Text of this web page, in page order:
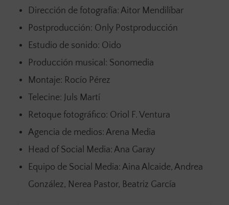
Dirección de fotografía: Aitor Mendilíbar
Postproducción: Only Postproducción
Estudio de sonido: Oido
Producción musical: Sonomedia
Montaje: Rocío Pérez
Telecine: Juls Martí
Retoque fotográfico: Oriol F. Ventura
Agencia de medios: Arena Media
Head of Social Media: Ana Garay
Equipo de Social Media: Aina Alcaide, Andrea
González, Nerea Pastor, Beatriz García